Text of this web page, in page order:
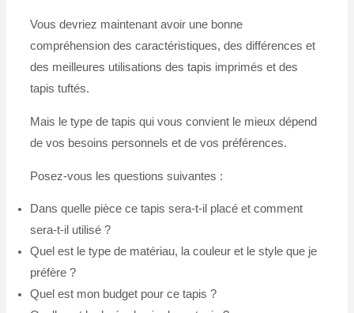
Vous devriez maintenant avoir une bonne
compréhension des caractéristiques, des différences et
des meilleures utilisations des tapis imprimés et des
tapis tuftés.
Mais le type de tapis qui vous convient le mieux dépend
de vos besoins personnels et de vos préférences.
Posez-vous les questions suivantes :
Dans quelle pièce ce tapis sera-t-il placé et comment
sera-t-il utilisé ?
Quel est le type de matériau, la couleur et le style que je
préfère ?
Quel est mon budget pour ce tapis ?